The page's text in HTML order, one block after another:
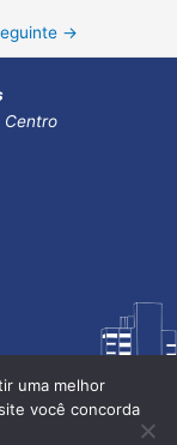
→
Centro
uma melhor
você concorda